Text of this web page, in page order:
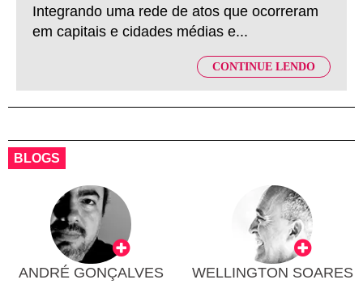
Integrando uma rede de atos que ocorreram
em capitais e cidades médias e...
CONTINUE LENDO
BLOGS
ANDRÉ GONÇALVES WELLINGTON SOARES